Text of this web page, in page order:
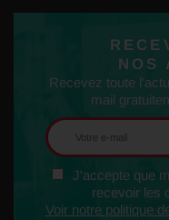
NOS
Recevez toute
mail
J'accepte que
recevoir les
Voir notre politique